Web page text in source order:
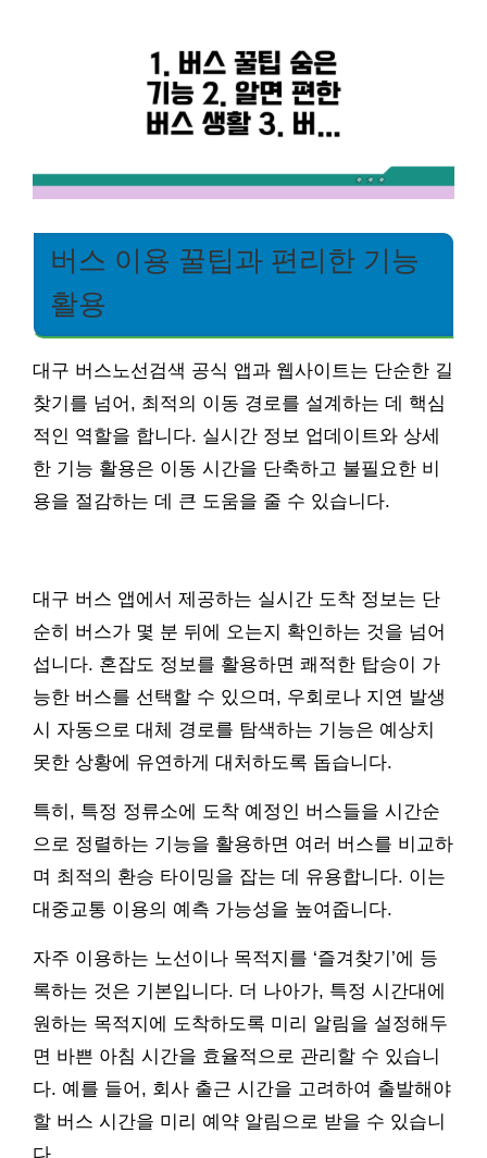
버스 이용 꿀팁과 편리한 기능
활용
대구 버스노선검색 공식 앱과 웹사이트는 단순한 길
찾기를 넘어, 최적의 이동 경로를 설계하는 데 핵심
적인 역할을 합니다. 실시간 정보 업데이트와 상세
한 기능 활용은 이동 시간을 단축하고 불필요한 비
용을 절감하는 데 큰 도움을 줄 수 있습니다.
대구 버스 앱에서 제공하는 실시간 도착 정보는 단
순히 버스가 몇 분 뒤에 오는지 확인하는 것을 넘어
섭니다. 혼잡도 정보를 활용하면 쾌적한 탑승이 가
능한 버스를 선택할 수 있으며, 우회로나 지연 발생
시 자동으로 대체 경로를 탐색하는 기능은 예상치
못한 상황에 유연하게 대처하도록 돕습니다.
특히, 특정 정류소에 도착 예정인 버스들을 시간순
으로 정렬하는 기능을 활용하면 여러 버스를 비교하
며 최적의 환승 타이밍을 잡는 데 유용합니다. 이는
대중교통 이용의 예측 가능성을 높여줍니다.
자주 이용하는 노선이나 목적지를 ‘즐겨찾기’에 등
록하는 것은 기본입니다. 더 나아가, 특정 시간대에
원하는 목적지에 도착하도록 미리 알림을 설정해두
면 바쁜 아침 시간을 효율적으로 관리할 수 있습니
다. 예를 들어, 회사 출근 시간을 고려하여 출발해야
할 버스 시간을 미리 예약 알림으로 받을 수 있습니